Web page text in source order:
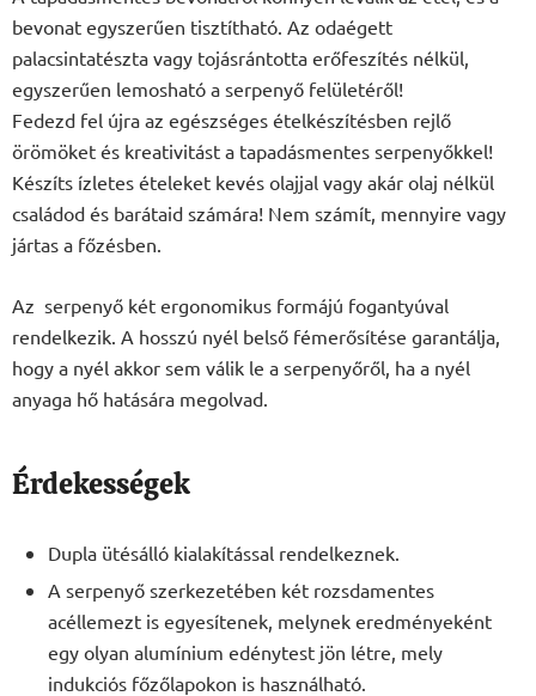
bevonat egyszerűen tisztítható. Az odaégett
palacsintatészta vagy tojásrántotta erőfeszítés nélkül,
egyszerűen lemosható a serpenyő felületéről!
Fedezd fel újra az egészséges ételkészítésben rejlő
örömöket és kreativitást a tapadásmentes serpenyőkkel!
Készíts ízletes ételeket kevés olajjal vagy akár olaj nélkül
családod és barátaid számára! Nem számít, mennyire vagy
jártas a főzésben.
Az serpenyő két ergonomikus formájú fogantyúval
rendelkezik. A hosszú nyél belső fémerősítése garantálja,
hogy a nyél akkor sem válik le a serpenyőről, ha a nyél
anyaga hő hatására megolvad.
Érdekességek
Dupla ütésálló kialakítással rendelkeznek.
A serpenyő szerkezetében két rozsdamentes
acéllemezt is egyesítenek, melynek eredményeként
egy olyan alumínium edénytest jön létre, mely
indukciós főzőlapokon is használható.